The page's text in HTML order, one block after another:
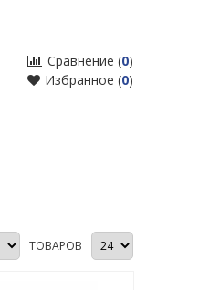
Сравнение (0)
Избранное (0)
ТОВАРОВ